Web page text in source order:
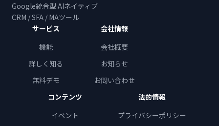
Google統合型 AIネイティブ
CRM / SFA / MAツール
サービス
機能
詳しく知る
無料デモ
会社情報
会社概要
お知らせ
お問い合わせ
コンテンツ
イベント
法的情報
プライバシーポリシー